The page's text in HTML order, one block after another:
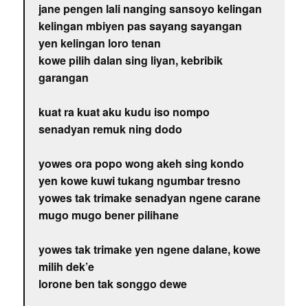
jane pengen lali nanging sansoyo kelingan
kelingan mbiyen pas sayang sayangan
yen kelingan loro tenan
kowe pilih dalan sing liyan, kebribik
garangan
kuat ra kuat aku kudu iso nompo
senadyan remuk ning dodo
yowes ora popo wong akeh sing kondo
yen kowe kuwi tukang ngumbar tresno
yowes tak trimake senadyan ngene carane
mugo mugo bener pilihane
yowes tak trimake yen ngene dalane, kowe
milih dek’e
lorone ben tak songgo dewe